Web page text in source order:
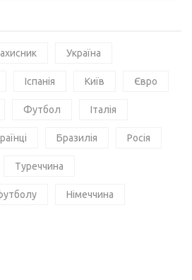
Україна
Іспанія Київ Євро
Футбол Італія
Бразилія Росія
Туреччина
Німеччина